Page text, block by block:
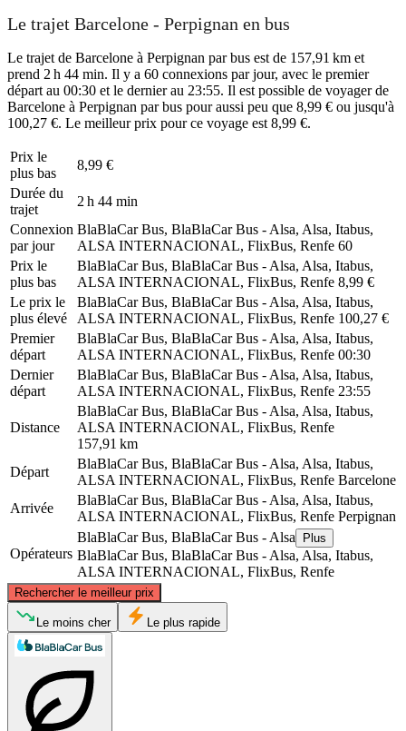
Le trajet Barcelone - Perpignan en bus
Le trajet de Barcelone à Perpignan par bus est de 157,91 km et
prend 2 h 44 min. Il y a 60 connexions par jour, avec le premier
départ au 00:30 et le dernier au 23:55. Il est possible de voyager de
Barcelone à Perpignan par bus pour aussi peu que 8,99 € ou jusqu'à
100,27 €. Le meilleur prix pour ce voyage est 8,99 €.
Prix ​​le
plus bas
8,99 €
Durée du
trajet
2 h 44 min
Connexion
par jour
BlaBlaCar Bus, BlaBlaCar Bus - Alsa, Alsa, Itabus,
ALSA INTERNACIONAL, FlixBus, Renfe 60
Prix ​​le
plus bas
BlaBlaCar Bus, BlaBlaCar Bus - Alsa, Alsa, Itabus,
ALSA INTERNACIONAL, FlixBus, Renfe 8,99 €
Le prix le
plus élevé
BlaBlaCar Bus, BlaBlaCar Bus - Alsa, Alsa, Itabus,
ALSA INTERNACIONAL, FlixBus, Renfe 100,27 €
Premier
départ
BlaBlaCar Bus, BlaBlaCar Bus - Alsa, Alsa, Itabus,
ALSA INTERNACIONAL, FlixBus, Renfe 00:30
Dernier
départ
BlaBlaCar Bus, BlaBlaCar Bus - Alsa, Alsa, Itabus,
ALSA INTERNACIONAL, FlixBus, Renfe 23:55
Distance
BlaBlaCar Bus, BlaBlaCar Bus - Alsa, Alsa, Itabus,
ALSA INTERNACIONAL, FlixBus, Renfe
157,91 km
Départ
BlaBlaCar Bus, BlaBlaCar Bus - Alsa, Alsa, Itabus,
ALSA INTERNACIONAL, FlixBus, Renfe Barcelone
Arrivée
BlaBlaCar Bus, BlaBlaCar Bus - Alsa, Alsa, Itabus,
ALSA INTERNACIONAL, FlixBus, Renfe Perpignan
Opérateurs
BlaBlaCar Bus, BlaBlaCar Bus - Alsa Plus
BlaBlaCar Bus, BlaBlaCar Bus - Alsa, Alsa, Itabus,
ALSA INTERNACIONAL, FlixBus, Renfe
Rechercher le meilleur prix
©CARTO , ©OpenStreetMapcontributors
Le moins cher Le plus rapide